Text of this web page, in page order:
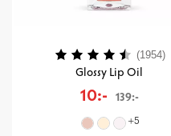
Glossy Lip Oil
10:- 139:-
+5
Betyg: (1954)